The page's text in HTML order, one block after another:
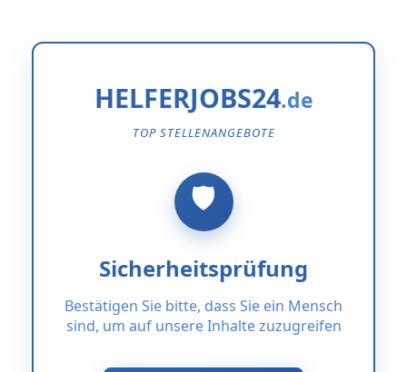
HELFERJOBS24
TOP STELLENANGEBOTE
Sicherheitsprüfung
Bestätigen Sie bitte, dass Sie ein Mensch
sind, um auf unsere Inhalte zuzugreifen